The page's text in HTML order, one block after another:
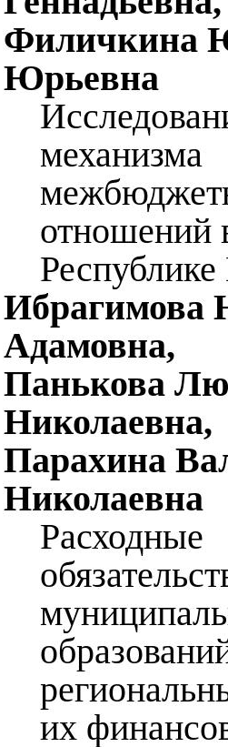
Филичкина
Юрьевна
механизма
отношений
Ибрагимова
Адамовна,
Панькова
Николаевна,
Парахина
Николаевна
Расходные
их